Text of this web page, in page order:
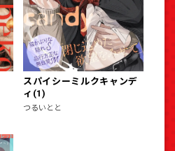
スパイシーミルクキャンデ
ィ(1)
つるいとと